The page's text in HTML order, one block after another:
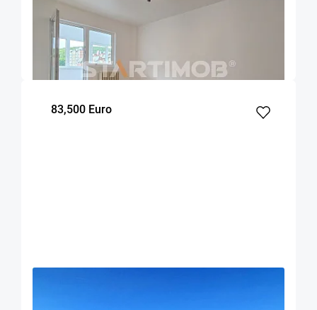
Apartament doua camere Racadau
Brasov
50
m²
1
dormitor
83,500 Euro